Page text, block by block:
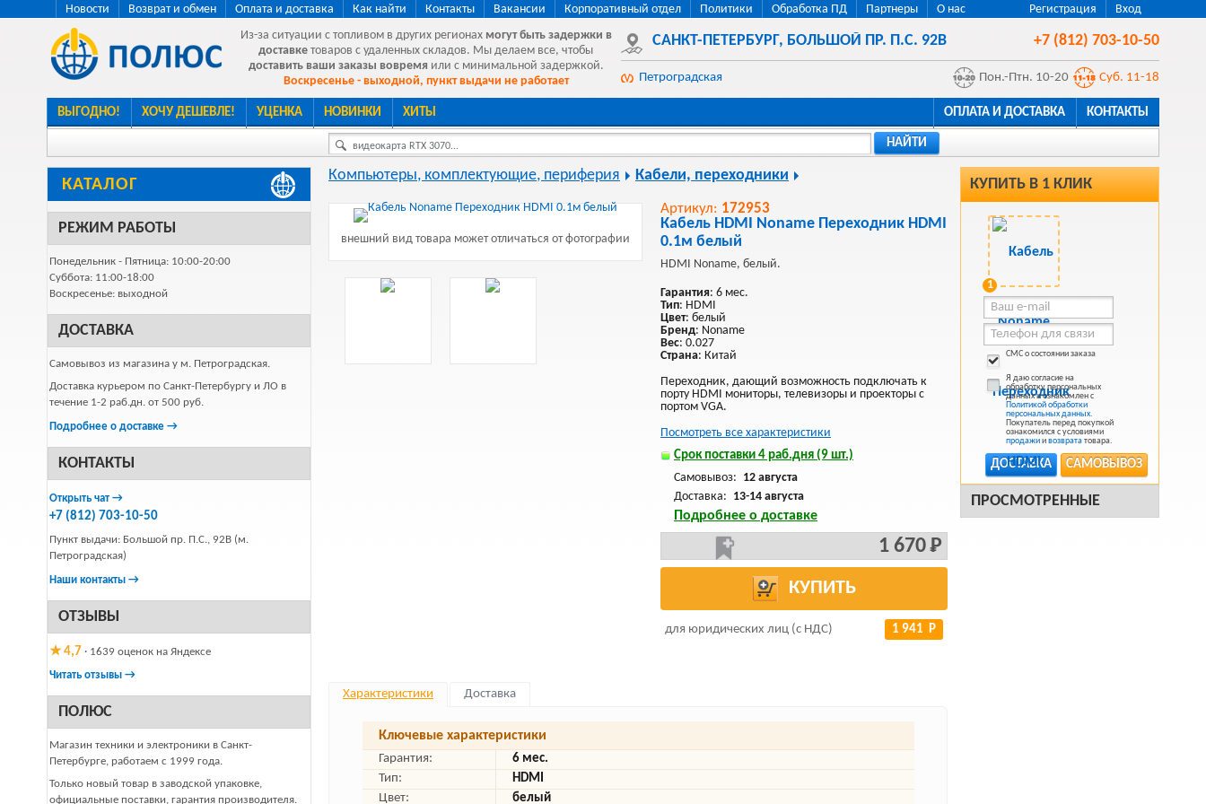
Регистрация Вход
Новости Возврат и обмен Оплата и доставка Как найти Контакты Вакансии Корпоративный отдел Политики Обработка ПД Партнеры
О нас
Из-за ситуации с топливом в других регионах могут быть задержки в
доставке товаров с удаленных складов. Мы делаем все, чтобы
доставить ваши заказы вовремя или с минимальной задержкой.
Воскресенье - выходной, пункт выдачи не работает
САНКТ-ПЕТЕРБУРГ, БОЛЬШОЙ ПР. П.С. 92В +7 (812) 703-10-50
Петроградская Пон.-Птн. 10-20 Суб. 11-18
ВЫГОДНО! ХОЧУ ДЕШЕВЛЕ! УЦЕНКА НОВИНКИ ХИТЫ ОПЛАТА И ДОСТАВКА КОНТАКТЫ
видеокарта RTX 3070... НАЙТИ
КАТАЛОГ
РЕЖИМ РАБОТЫ
Понедельник - Пятница: 10:00-20:00
Суббота: 11:00-18:00
Воскресенье: выходной
ДОСТАВКА
Самовывоз из магазина у м. Петроградская.
Доставка курьером по Санкт-Петербургу и ЛО в
течение 1-2 раб.дн. от 500 руб.
Подробнее о доставке →
КОНТАКТЫ
Открыть чат →
+7 (812) 703-10-50
Пункт выдачи: Большой пр. П.С., 92В (м.
Петроградская)
Наши контакты →
ОТЗЫВЫ
★ 4,7 · 1639 оценок на Яндексе
Читать отзывы →
ПОЛЮС
Магазин техники и электроники в Санкт-
Петербурге, работаем с 1999 года.
Только новый товар в заводской упаковке,
официальные поставки, гарантия производителя.
КУПИТЬ В 1 КЛИК
1
СМС о состоянии заказа
Я даю согласие на
обработку персональных
данных и ознакомлен с
Политикой обработки
персональных данных.
Покупатель перед покупкой
ознакомился с условиями
продажиивозврататовара.
САМОВЫВОЗ
ДОСТАВКА
ПРОСМОТРЕННЫЕ
Компьютеры, комплектующие, периферия Кабели, переходники
внешний вид товара может отличаться от фотографии
Артикул: 172953
Кабель HDMI Noname Переходник HDMI
0.1м белый
HDMI Noname, белый.
Гарантия: 6 мес.
Тип: HDMI
Цвет: белый
Бренд: Noname
Вес: 0.027
Страна: Китай
Переходник, дающий возможность подключать к
порту HDMI мониторы, телевизоры и проекторы с
портом VGA.
Посмотреть все характеристики
Срок поставки 4 раб.дня (9 шт.)
Самовывоз: 12 августа
Доставка: 13-14 августа
Подробнее о доставке
1 670 Р
КУПИТЬ
для юридических лиц (с НДС) 1 941 Р
Характеристики Доставка
Ключевые характеристики
Гарантия:
6 мес.
Тип:
HDMI
Цвет:
белый